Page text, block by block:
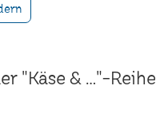
"Käse & ..."-Reihe